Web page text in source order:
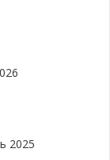
Франции.
«Une
2016
своим
2025